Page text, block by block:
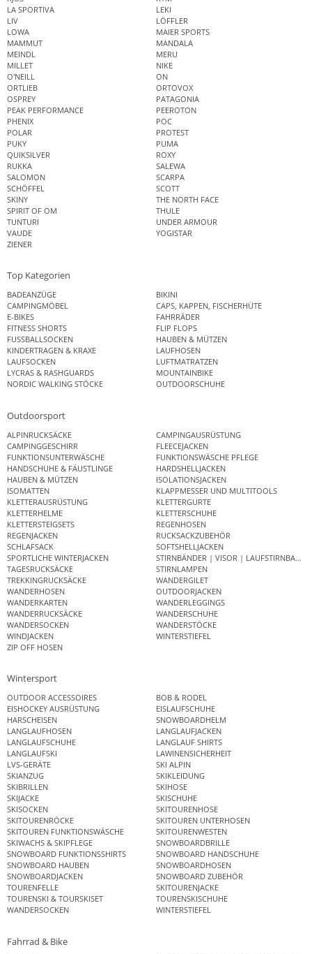
LA SPORTIVA
LEKI
LIV
LÖFFLER
LOWA
MAIER SPORTS
MAMMUT
MANDALA
MEINDL
MERU
MILLET
NIKE
O'NEILL
ON
ORTLIEB
ORTOVOX
OSPREY
PATAGONIA
PEAK PERFORMANCE
PEEROTON
PHENIX
POC
POLAR
PROTEST
PUKY
PUMA
QUIKSILVER
ROXY
RUKKA
SALEWA
SALOMON
SCARPA
SCHÖFFEL
SCOTT
SKINY
THE NORTH FACE
SPIRIT OF OM
THULE
TUNTURI
UNDER ARMOUR
VAUDE
YOGISTAR
ZIENER
Top Kategorien
BADEANZÜGE
BIKINI
CAMPINGMÖBEL
CAPS, KAPPEN, FISCHERHÜTE
E-BIKES
FAHRRÄDER
FITNESS SHORTS
FLIP FLOPS
FUSSBALLSOCKEN
HAUBEN & MÜTZEN
KINDERTRAGEN & KRAXE
LAUFHOSEN
LAUFSOCKEN
LUFTMATRATZEN
LYCRAS & RASHGUARDS
MOUNTAINBIKE
NORDIC WALKING STÖCKE
OUTDOORSCHUHE
Outdoorsport
ALPINRUCKSÄCKE
CAMPINGAUSRÜSTUNG
CAMPINGGESCHIRR
FLEECEJACKEN
FUNKTIONSUNTERWÄSCHE
FUNKTIONSWÄSCHE PFLEGE
HANDSCHUHE & FÄUSTLINGE
HARDSHELLJACKEN
HAUBEN & MÜTZEN
ISOLATIONSJACKEN
ISOMATTEN
KLAPPMESSER UND MULTITOOLS
KLETTERAUSRÜSTUNG
KLETTERGURTE
KLETTERHELME
KLETTERSCHUHE
KLETTERSTEIGSETS
REGENHOSEN
REGENJACKEN
RUCKSACKZUBEHÖR
SCHLAFSACK
SOFTSHELLJACKEN
SPORTLICHE WINTERJACKEN
STIRNBÄNDER | VISOR | LAUFSTIRNBAND
TAGESRUCKSÄCKE
STIRNLAMPEN
TREKKINGRUCKSÄCKE
WANDERGILET
WANDERHOSEN
OUTDOORJACKEN
WANDERKARTEN
WANDERLEGGINGS
WANDERRUCKSÄCKE
WANDERSCHUHE
WANDERSOCKEN
WANDERSTÖCKE
WINDJACKEN
WINTERSTIEFEL
ZIP OFF HOSEN
Wintersport
OUTDOOR ACCESSOIRES
BOB & RODEL
EISHOCKEY AUSRÜSTUNG
EISLAUFSCHUHE
HARSCHEISEN
SNOWBOARDHELM
LANGLAUFHOSEN
LANGLAUFJACKEN
LANGLAUFSCHUHE
LANGLAUF SHIRTS
LANGLAUFSKI
LAWINENSICHERHEIT
LVS-GERÄTE
SKI ALPIN
SKIANZUG
SKIKLEIDUNG
SKIBRILLEN
SKIHOSE
SKIJACKE
SKISCHUHE
SKISOCKEN
SKITOURENHOSE
SKITOURENRÖCKE
SKITOUREN UNTERHOSEN
SKITOUREN FUNKTIONSWÄSCHE
SKITOURENWESTEN
SKIWACHS & SKIPFLEGE
SNOWBOARDBRILLE
SNOWBOARD FUNKTIONSSHIRTS
SNOWBOARD HANDSCHUHE
SNOWBOARD HAUBEN
SNOWBOARDHOSEN
SNOWBOARDJACKEN
SNOWBOARD ZUBEHÖR
TOURENFELLE
SKITOURENJACKE
TOURENSKI & TOURSKISET
TOURENSKISCHUHE
WANDERSOCKEN
WINTERSTIEFEL
Fahrrad & Bike